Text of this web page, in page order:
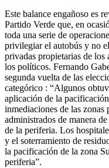
Este balance engañoso es
Partido Verde que, en
toda una serie de
privilegiar el autobús y no
privadas propietarias de los
los políticos. Fernando
segunda vuelta de las
categórico : “Algunos
aplicación de la
inmediaciones de las zonas
administrados de manera
de la periferia. Los
y el soterramiento de
la pacificación de la zona
periferia”.